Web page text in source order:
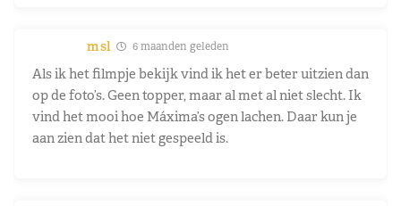
msl 6 maanden geleden
Als ik het filmpje bekijk vind ik het er beter uitzien dan
op de foto’s. Geen topper, maar al met al niet slecht. Ik
vind het mooi hoe Máxima’s ogen lachen. Daar kun je
aan zien dat het niet gespeeld is.